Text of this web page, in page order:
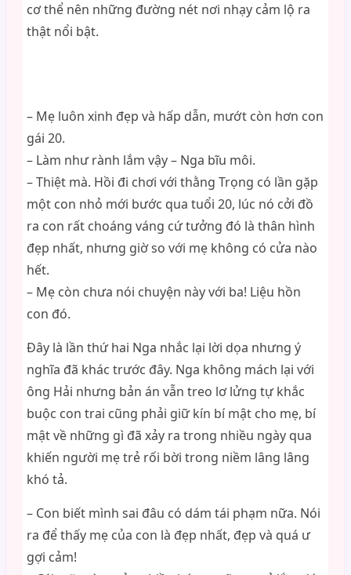
cơ thể nên những đường nét nơi nhạy cảm lộ ra
thật nổi bật.
– Mẹ luôn xinh đẹp và hấp dẫn, mướt còn hơn con
gái 20.
– Làm như rành lắm vậy – Nga bĩu môi.
– Thiệt mà. Hồi đi chơi với thằng Trọng có lần gặp
một con nhỏ mới bước qua tuổi 20, lúc nó cởi đồ
ra con rất choáng váng cứ tưởng đó là thân hình
đẹp nhất, nhưng giờ so với mẹ không có cửa nào
hết.
– Mẹ còn chưa nói chuyện này với ba! Liệu hồn
con đó.
Đây là lần thứ hai Nga nhắc lại lời dọa nhưng ý
nghĩa đã khác trước đây. Nga không mách lại với
ông Hải nhưng bản án vẫn treo lơ lửng tự khắc
buộc con trai cũng phải giữ kín bí mật cho mẹ, bí
mật về những gì đã xảy ra trong nhiều ngày qua
khiến người mẹ trẻ rối bời trong niềm lâng lâng
khó tả.
– Con biết mình sai đâu có dám tái phạm nữa. Nói
ra để thấy mẹ của con là đẹp nhất, đẹp và quá ư
gợi cảm!